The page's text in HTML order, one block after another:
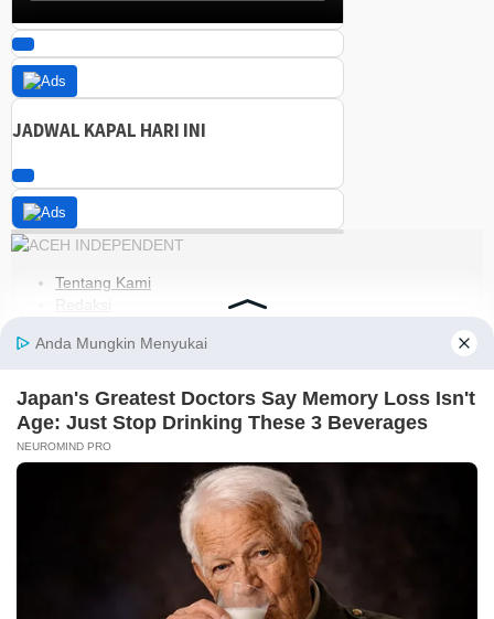
JADWAL KAPAL HARI INI
Tentang Kami
Redaksi
Pedoman Media Siber
Kebijakan Privasi
Jaringan Social
@2021-2026 PT. GLOBAL BERKAH MULTIMEDIA